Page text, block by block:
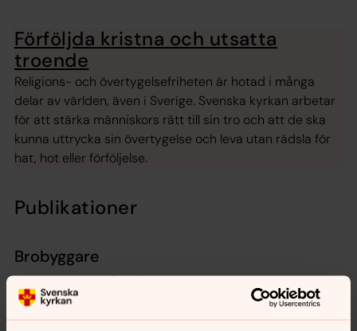
Förföljda kristna och utsatta
troende
Religions- och övertygelsefriheten är hotad i många
delar av världen, även i Sverige. Svenska kyrkan arbetar
för att stärka människors rätt till sin tro och att de ska
kunna uttrycka sin övertygelse och leva utan rädsla för
hat, hot eller förföljelse.
Publikationer
Brobyggare
I nitton artiklar från olika delar av Sverige intervjuas
medarbetare i Svenska kyrkan, asylsökande, nya
svenskar och forskare. Det är nedslag i Svenska kyrkans